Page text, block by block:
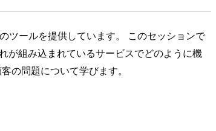
ツールを提供しています。 このセッションで
が組み込まれているサービスでどのように機
の問題について学びます。